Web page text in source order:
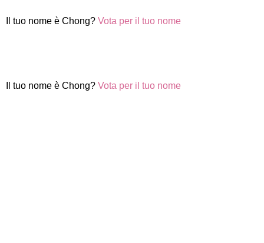
Il tuo nome è Chong? Vota per il tuo nome
Il tuo nome è Chong? Vota per il tuo nome